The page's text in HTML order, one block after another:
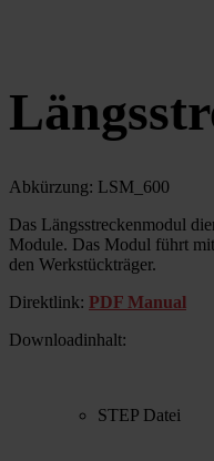
Abkürzung: LSM_600
Das Längsstreckenmodul
Module. Das Modul führt
den Werkstückträger.
Direktlink: PDF Manual
Downloadinhalt:
STEP Datei